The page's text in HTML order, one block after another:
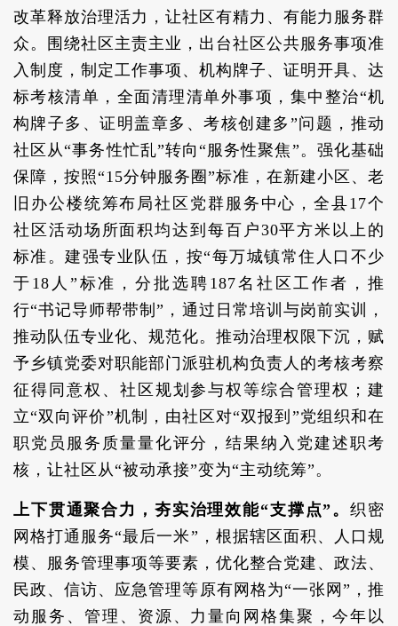
改革释放治理活力，让社区有精力、有能力服务群
众。围绕社区主责主业，出台社区公共服务事项准
入制度，制定工作事项、机构牌子、证明开具、达
标考核清单，全面清理清单外事项，集中整治“机
构牌子多、证明盖章多、考核创建多”问题，推动
社区从“事务性忙乱”转向“服务性聚焦”。强化基础
保障，按照“15分钟服务圈”标准，在新建小区、老
旧办公楼统筹布局社区党群服务中心，全县17个
社区活动场所面积均达到每百户30平方米以上的
标准。建强专业队伍，按“每万城镇常住人口不少
于18人”标准，分批选聘187名社区工作者，推
行“书记导师帮带制”，通过日常培训与岗前实训，
推动队伍专业化、规范化。推动治理权限下沉，赋
予乡镇党委对职能部门派驻机构负责人的考核考察
征得同意权、社区规划参与权等综合管理权；建
立“双向评价”机制，由社区对“双报到”党组织和在
职党员服务质量量化评分，结果纳入党建述职考
核，让社区从“被动承接”变为“主动统筹”。
上下贯通聚合力，夯实治理效能“支撑点”。织密
网格打通服务“最后一米”，根据辖区面积、人口规
模、服务管理事项等要素，优化整合党建、政法、
民政、信访、应急管理等原有网格为“一张网”，推
动服务、管理、资源、力量向网格集聚，今年以